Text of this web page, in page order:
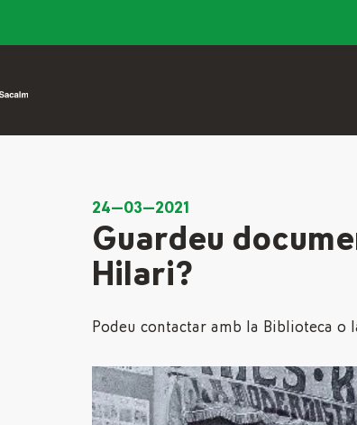
24—03—2021
Guardeu
Hilari?
Podeu contactar amb la Biblioteca o